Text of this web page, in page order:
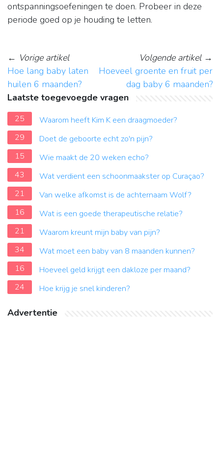
ontspanningsoefeningen te doen. Probeer in deze
periode goed op je houding te letten.
← Vorige artikel
Hoe lang baby laten
huilen 6 maanden?
Volgende artikel→
Hoeveel groente en fruit per
dag baby 6 maanden?
Laatste toegevoegde vragen
25
Waarom heeft Kim K een draagmoeder?
29
Doet de geboorte echt zo'n pijn?
15
Wie maakt de 20 weken echo?
43
Wat verdient een schoonmaakster op Curaçao?
21
Van welke afkomst is de achternaam Wolf?
16
Wat is een goede therapeutische relatie?
21
Waarom kreunt mijn baby van pijn?
34
Wat moet een baby van 8 maanden kunnen?
16
Hoeveel geld krijgt een dakloze per maand?
24
Hoe krijg je snel kinderen?
Advertentie